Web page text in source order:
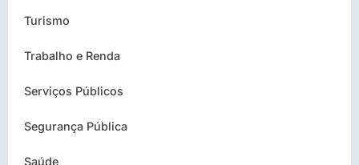
Turismo
Trabalho e Renda
Serviços Públicos
Segurança Pública
Saúde